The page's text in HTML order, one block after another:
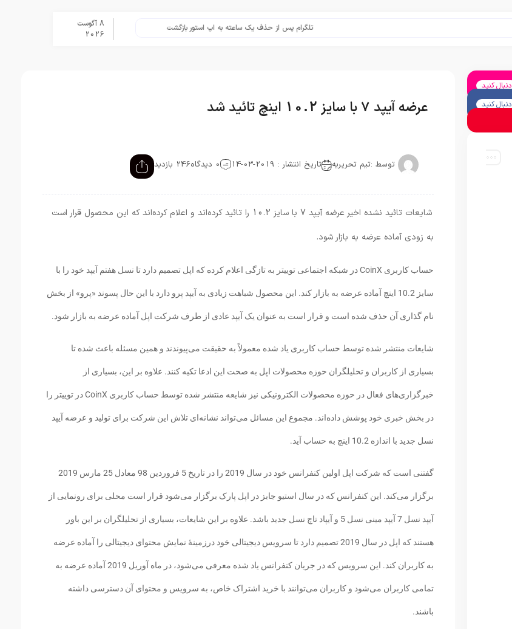
تلگرام پس از حذف یک ساعته به اپ استور بازگشت برنامه Apple Upgrade معرفی شد؛ شرایط اپل برای اجاره آیفون، آیپد، مک و اپل واچ
8 آگوست
2026
عرضه آیپد 7 با سایز 10.2 اینچ تائید شد
توسط :تیم تحریریه تاریخ انتشار : 2019-03-14 0 دیدگاه 246 بازدید
شایعات تائید نشده اخیر عرضه آیپد 7 با سایز 10.2 را تائید کرده‌اند و اعلام کرده‌اند که این محصول قرار است
به زودی آماده عرضه به بازار شود.
حساب کاربری CoinX در شبکه اجتماعی توییتر به تازگی اعلام کرده که اپل تصمیم دارد تا نسل هفتم آیپد خود را با
سایز 10.2 اینچ آماده عرضه به بازار کند. این محصول شباهت زیادی به آیپد پرو دارد با این حال پسوند «پرو» از بخش
نام گذاری آن حذف شده است و قرار است به عنوان یک آیپد عادی از طرف شرکت اپل آماده عرضه به بازار شود.
شایعات منتشر شده توسط حساب کاربری یاد شده معمولاً به حقیقت می‌پیوندند و همین مسئله باعث شده تا
بسیاری از کاربران و تحلیلگران حوزه محصولات اپل به صحت این ادعا تکیه کنند. علاوه بر این، بسیاری از
خبرگزاری‌های فعال در حوزه محصولات الکترونیکی نیز شایعه منتشر شده توسط حساب کاربری CoinX در توییتر را
در بخش خبری خود پوشش داده‌اند. مجموع این مسائل می‌تواند نشانه‌ای تلاش این شرکت برای تولید و عرضه آیپد
نسل جدید با اندازه 10.2 اینچ به حساب آید.
گفتنی است که شرکت اپل اولین کنفرانس خود در سال 2019 را در تاریخ 5 فروردین 98 معادل 25 مارس 2019
برگزار می‌کند. این کنفرانس که در سال استیو جابز در اپل پارک برگزار می‌شود قرار است محلی برای رونمایی از
آیپد نسل 7 آیپد مینی نسل 5 و آیپاد تاچ نسل جدید باشد. علاوه بر این شایعات، بسیاری از تحلیلگران بر این باور
هستند که اپل در سال 2019 تصمیم دارد تا سرویس دیجیتالی خود درزمینهٔ نمایش محتوای دیجیتالی را آماده عرضه
به کاربران کند. این سرویس که در جریان کنفرانس یاد شده معرفی می‌شود، در ماه آوریل 2019 آماده عرضه به
تمامی کاربران می‌شود و کاربران می‌توانند با خرید اشتراک خاص، به سرویس و محتوای آن دسترسی داشته
باشند.
دنبال کنید
دنبال کنید